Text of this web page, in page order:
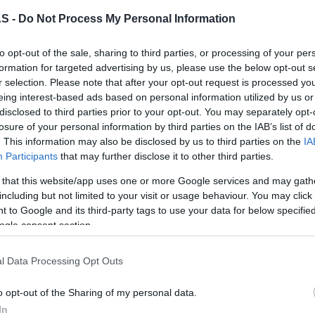
- Do Not Process My Personal Information
opt-out of the sale, sharing to third parties, or processing of your
for targeted advertising by us, please use the below opt-out
selection. Please note that after your opt-out request is processed
interest-based ads based on personal information utilized by us
to third parties prior to your opt-out. You may separately
of your personal information by third parties on the IAB’s list of
This information may also be disclosed by us to third parties on the
Participants that may further disclose it to other third parties.
that this website/app uses one or more Google services and may
but not limited to your visit or usage behaviour. You may
to Google and its third-party tags to use your data for below
consent section.
Data Processing Opt Outs
opt-out of the Sharing of my personal data.
do seu modelo mais emblemático: o 2 CV,
Salão Automóvel de Paris, a 7 de outubro de
unidades, das quais 1.246.335
em Portugal, 42 anos após o seu
Julho de 1990. A Fábrica portuguesa
tendo produzido 81.882 unidades: 79.914
do 2 CV Furgão (AZU) de 1964 a 1970 e
(AK) de 1965 a 1977.